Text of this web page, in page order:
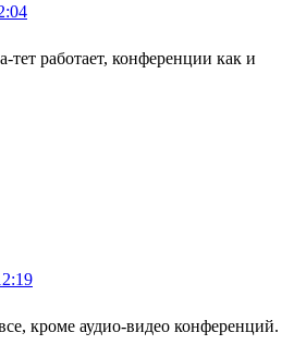
тет работает, конференции как и
кроме аудио-видео конференций.